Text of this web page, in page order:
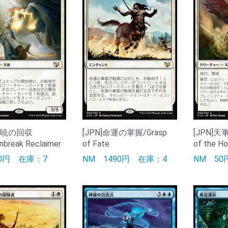
の回収
Reclaimer
円 在庫：7
[JPN]命運の掌握/Grasp
of Fate
NM 1490円在庫：4
[JPN]天
of the
NM